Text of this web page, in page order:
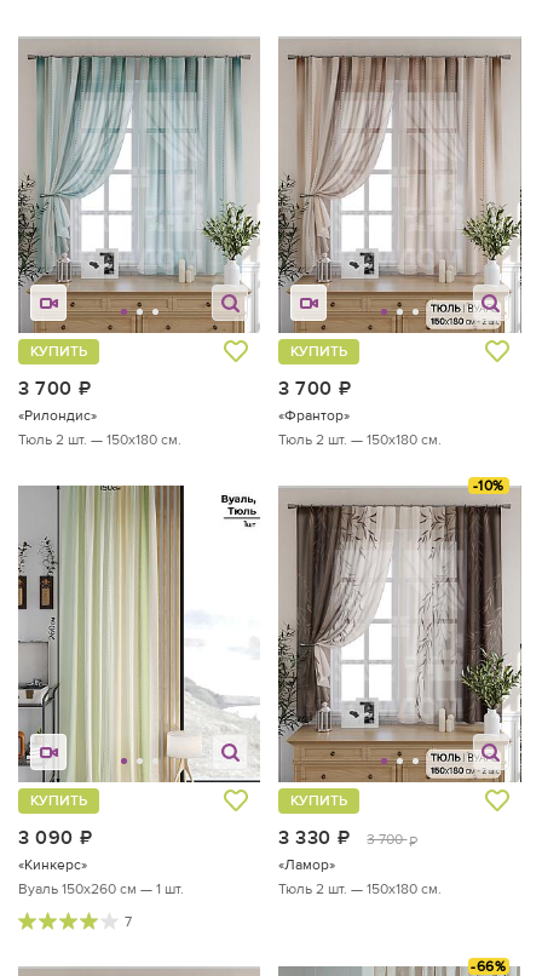
3 700
КУПИТЬ
«Рилондис»
Тюль 2 шт. — 150х180 см.
3 700
КУПИТЬ
«Франтор»
Тюль 2 шт. — 150х180 см.
3 090
КУПИТЬ
«Кинкерс»
Вуаль 150х260 см — 1 шт.
7
-10%
3 330 руб.
3 700 руб.
КУПИТЬ
«Ламор»
Тюль 2 шт. — 150х180 см.
-66%